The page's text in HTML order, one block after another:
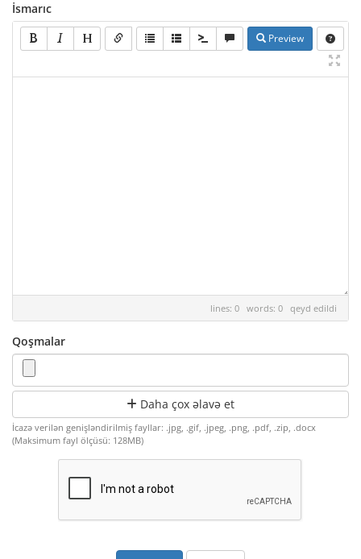
İsmarıc
Preview
lines: 0 words: 0 qeyd edildi
Qoşmalar
Daha çox əlavə et
İcazə verilən genişləndirilmiş fayllar: .jpg, .gif, .jpeg, .png, .pdf, .zip, .docx
(Maksimum fayl ölçüsü: 128MB)